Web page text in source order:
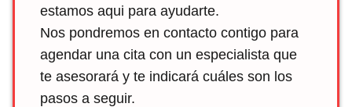
estamos aqui para ayudarte.
Nos pondremos en contacto contigo para
agendar una cita con un especialista que
te asesorará y te indicará cuáles son los
pasos a seguir.